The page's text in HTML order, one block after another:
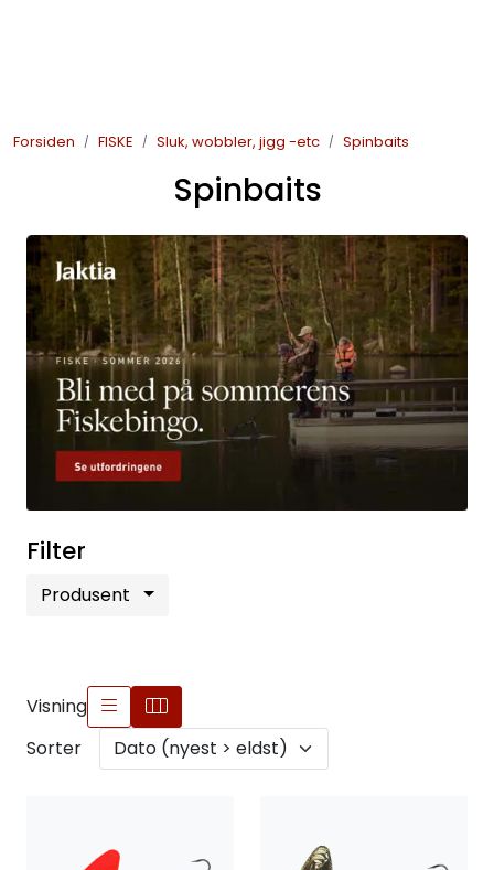
Forsiden FISKE Sluk, wobbler, jigg -etc Spinbaits
Spinbaits
Filter
Produsent
Visning
Sorter
FISKE
SOMMERSALG FISKE